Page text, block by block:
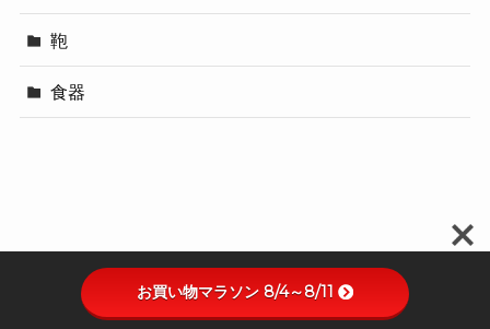
鞄
食器
お買い物マラソン 8/4～8/11